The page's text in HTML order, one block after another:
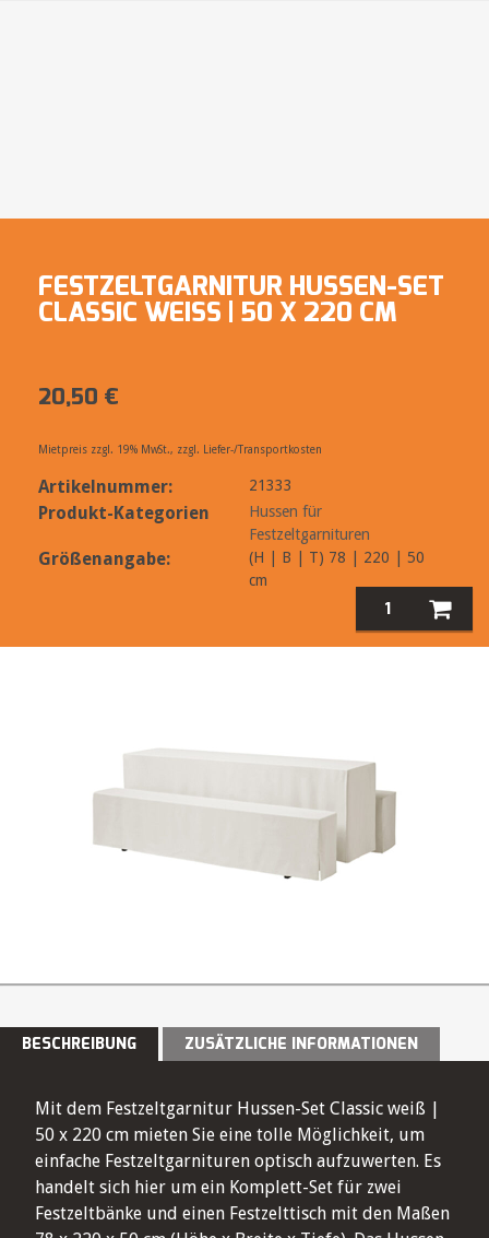
FESTZELTGARNITUR HUSSEN-SET
CLASSIC WEISS | 50 X 220 CM
20,50 €
Mietpreis zzgl. 19% MwSt., zzgl. Liefer-/Transportkosten
Artikelnummer: 21333
Produkt-Kategorien
Hussen für
Festzeltgarnituren
Größenangabe:
(H | B | T) 78 | 220 | 50
cm
BESCHREIBUNG ZUSÄTZLICHE INFORMATIONEN
Mit dem Festzeltgarnitur Hussen-Set Classic weiß |
50 x 220 cm mieten Sie eine tolle Möglichkeit, um
einfache Festzeltgarnituren optisch aufzuwerten. Es
handelt sich hier um ein Komplett-Set für zwei
Festzeltbänke und einen Festzelttisch mit den Maßen